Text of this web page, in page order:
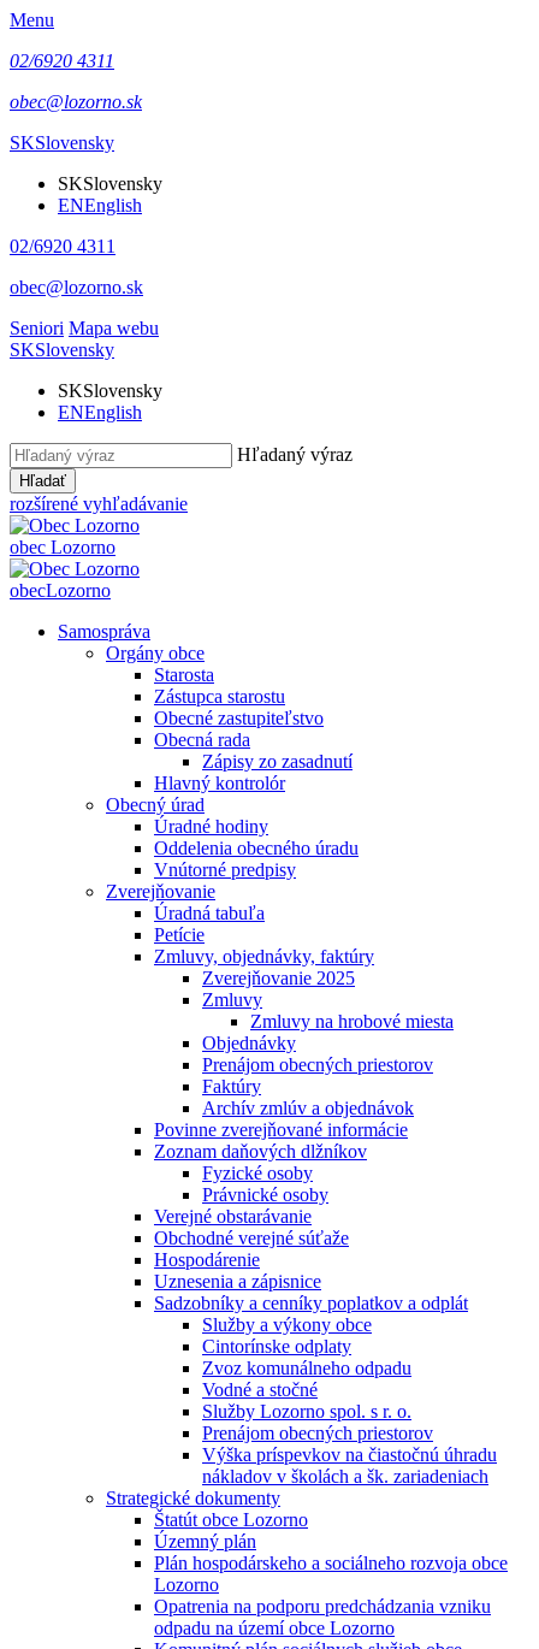
Menu
02/6920 4311
obec@lozorno.sk
SKSlovensky
SKSlovensky
ENEnglish
02/6920 4311
obec@lozorno.sk
Seniori Mapa webu
SKSlovensky
SKSlovensky
ENEnglish
Hľadaný výraz
Hľadať
rozšírené vyhľadávanie
obec Lozorno
obecLozorno
Samospráva
Orgány obce
Starosta
Zástupca starostu
Obecné zastupiteľstvo
Obecná rada
Zápisy zo zasadnutí
Hlavný kontrolór
Obecný úrad
Úradné hodiny
Oddelenia obecného úradu
Vnútorné predpisy
Zverejňovanie
Úradná tabuľa
Petície
Zmluvy, objednávky, faktúry
Zverejňovanie 2025
Zmluvy
Zmluvy na hrobové miesta
Objednávky
Prenájom obecných priestorov
Faktúry
Archív zmlúv a objednávok
Povinne zverejňované informácie
Zoznam daňových dlžníkov
Fyzické osoby
Právnické osoby
Verejné obstarávanie
Obchodné verejné súťaže
Hospodárenie
Uznesenia a zápisnice
Sadzobníky a cenníky poplatkov a odplát
Služby a výkony obce
Cintorínske odplaty
Zvoz komunálneho odpadu
Vodné a stočné
Služby Lozorno spol. s r. o.
Prenájom obecných priestorov
Výška príspevkov na čiastočnú úhradu
nákladov v školách a šk. zariadeniach
Strategické dokumenty
Štatút obce Lozorno
Územný plán
Plán hospodárskeho a sociálneho rozvoja obce
Lozorno
Opatrenia na podporu predchádzania vzniku
odpadu na území obce Lozorno